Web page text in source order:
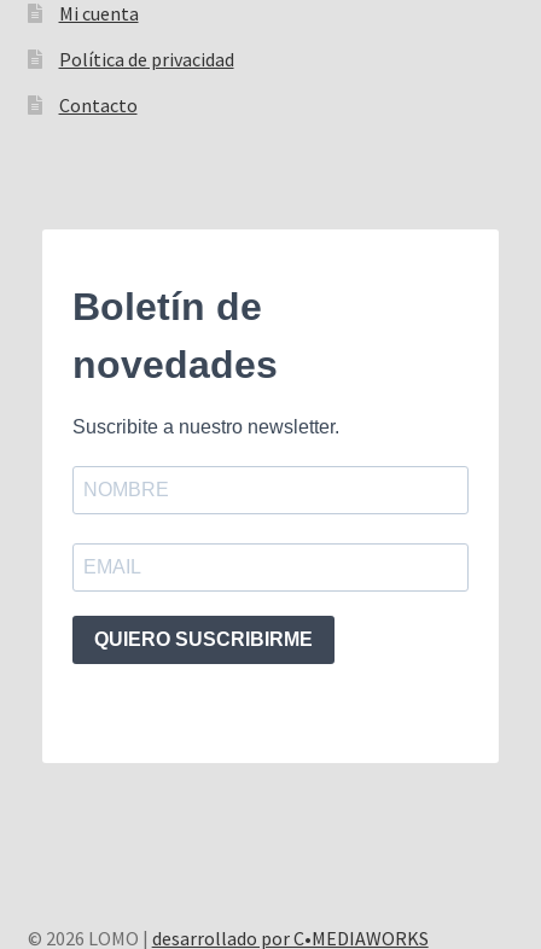
Mi cuenta
Política de privacidad
Contacto
Boletín de
novedades
Suscribite a nuestro newsletter.
QUIERO SUSCRIBIRME
© 2026 LOMO | desarrollado por C•MEDIAWORKS